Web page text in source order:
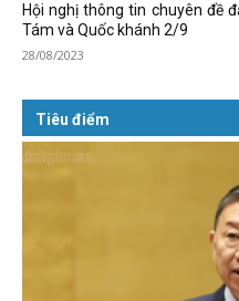
Hội nghị thông tin chuyên đề
Tám và Quốc khánh 2/9
28/08/2023
Tiêu điểm